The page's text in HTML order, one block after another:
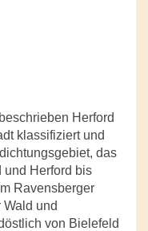
Herford
klassifiziert und
das
und Herford bis
Ravensberger
und
von Bielefeld